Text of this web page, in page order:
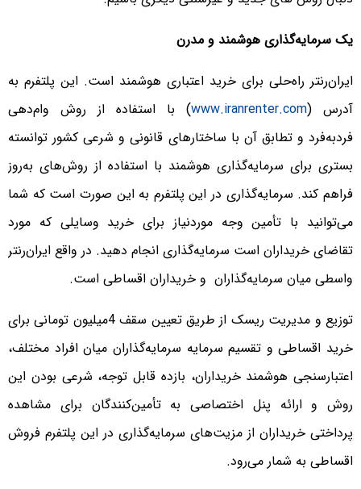
یک سرمایه‌گذاری هوشمند و مدرن
ایران‌رنتر راه‌حلی برای خرید اعتباری هوشمند است. این پلتفرم به
آدرس (www.iranrenter.com) با استفاده از روش وام‌دهی
فرد‌به‌فرد و تطابق آن با ساختارهای قانونی و شرعی کشور توانسته
بستری برای سرمایه‌گذاری هوشمند با استفاده از روش‌های به‌روز
فراهم کند. سرمایه‌گذاری در این پلتفرم به این صورت است که شما
می‌توانید با تأمین وجه موردنیاز برای خرید وسایلی که مورد
تقاضای خریداران است سرمایه‌گذاری انجام دهید. در واقع ایران‌رنتر
واسطی میان سرمایه‌گذاران و خریداران اقساطی است.
توزیع و مدیریت ریسک از طریق تعیین سقف 4میلیون تومانی برای
خرید اقساطی و تقسیم سرمایه سرمایه‌گذاران میان افراد مختلف،
اعتبارسنجی هوشمند خریداران، بازده قابل توجه، شرعی بودن این
روش و ارائه پنل اختصاصی به تأمین‌کنندگان برای مشاهده
پرداختی خریداران از مزیت‌های سرمایه‌گذاری در این پلتفرم فروش
اقساطی به شمار می‌رود.